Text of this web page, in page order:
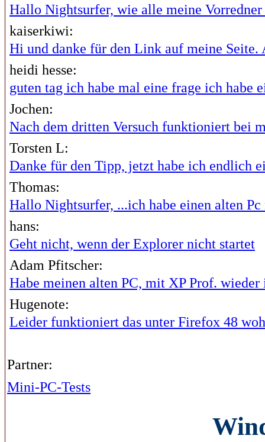
Hallo Nightsurfer, wie alle meine
kaiserkiwi:
Hi und danke für den Link auf meine
heidi hesse:
guten tag ich habe mal eine frage ich habe
Jochen:
Nach dem dritten Versuch funktioniert bei
Torsten L:
Danke für den Tipp, jetzt habe ich endlich
Thomas:
Hallo Nightsurfer, ...ich habe einen alten Pc
hans:
Geht nicht, wenn der Explorer nicht startet
Adam Pfitscher:
Habe meinen alten PC, mit XP Prof. wieder
Hugenote:
Leider funktioniert das unter Firefox 48
Partner:
Mini-PC-Tests